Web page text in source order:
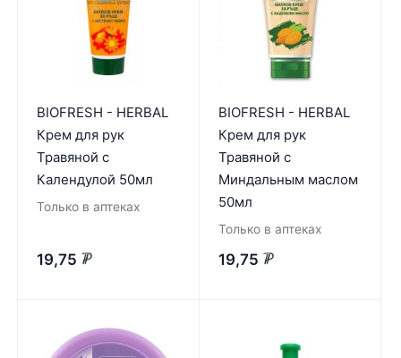
BIOFRESH - HERBAL
Крем для рук
Травяной с
Календулой 50мл
Только в аптеках
19,75 ₽
BIOFRESH - HERBAL
Крем для рук
Травяной с
Миндальным маслом
50мл
Только в аптеках
19,75 ₽